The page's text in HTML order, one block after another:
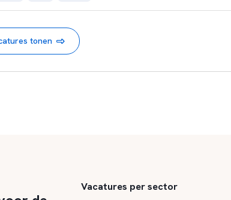
tonen
Vacatures per sector